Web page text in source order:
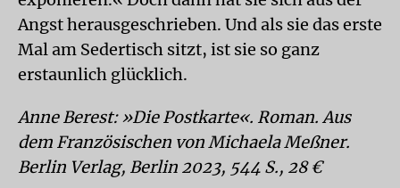
Angst herausgeschrieben. Und als sie das erste
Mal am Sedertisch sitzt, ist sie so ganz
erstaunlich glücklich.
Anne Berest: »Die Postkarte«. Roman. Aus
dem Französischen von Michaela Meßner.
Berlin Verlag, Berlin 2023, 544 S., 28 €